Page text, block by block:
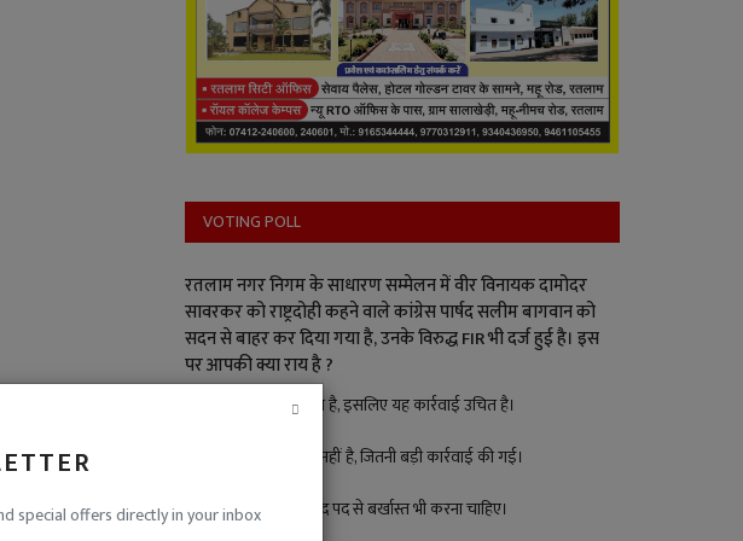
special offers directly in your inbox
VOTING POLL
रतलाम नगर निगम के साधारण सम्मेलन में वीर विनायक दामोदर
सावरकर को राष्ट्रदोही कहने वाले कांग्रेस पार्षद सलीम बागवान को
सदन से बाहर कर दिया गया है, उनके विरुद्ध FIR भी दर्ज हुई है। इस
पर आपकी क्या राय है ?
पार्षद ने गलत किया है, इसलिए यह कार्रवाई उचित है।
इतना बड़ा अपराध नहीं है, जितनी बड़ी कार्रवाई की गई।
बड़ा अपराध है, पार्षद पद से बर्खास्त भी करना चाहिए।